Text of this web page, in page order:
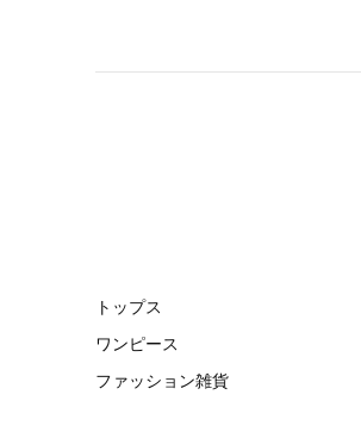
トップス
ワンピース
ファッション雑貨